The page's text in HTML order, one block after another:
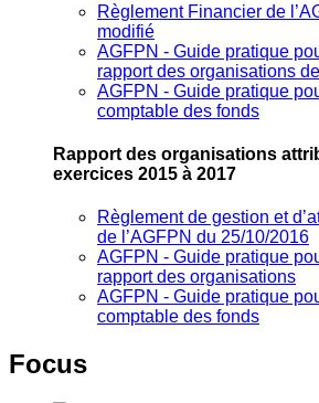
Règlement Financier de
modifié
AGFPN ‐ Guide pratique
rapport des organisations
AGFPN ‐ Guide pratique
comptable des fonds
Rapport des organisations
exercices 2015 à 2017
Règlement de gestion et
de l’AGFPN du 25/10/2016
AGFPN ‐ Guide pratique
rapport des organisations
AGFPN ‐ Guide pratique
comptable des fonds
Focus